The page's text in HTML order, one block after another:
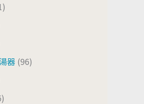
器 (96)